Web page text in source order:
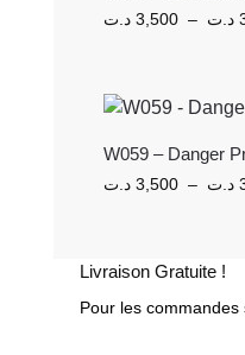
3,500 د.ت – د.ت
W059 – Danger
3,500 د.ت – د.ت
Livraison Gratuite !
Pour les commandes